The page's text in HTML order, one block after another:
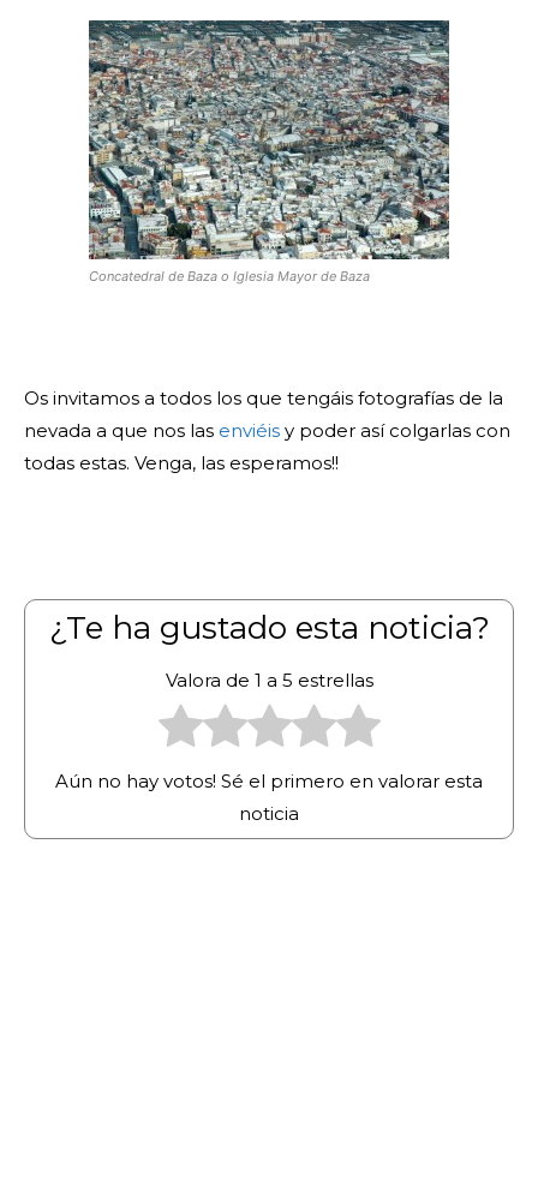
Concatedral de Baza o Iglesia Mayor de Baza
Os invitamos a todos los que tengáis fotografías de la
nevada a que nos las enviéis y poder así colgarlas con
todas estas. Venga, las esperamos!!
¿Te ha gustado esta noticia?
Valora de 1 a 5 estrellas
Aún no hay votos! Sé el primero en valorar esta
noticia